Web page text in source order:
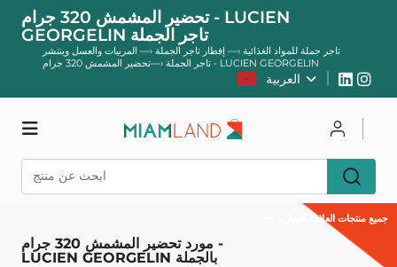
تحضير المشمش 320 جرام - LUCIEN
GEORGELIN تاجر الجملة
تاجر جملة للمواد الغذائية —› إفطار تاجر الجملة—› المربيات والعسل وينتشر
تاجر الجملة—› تحضير المشمش 320 جرام - LUCIEN GEORGELIN
العربية
مورد تحضير المشمش 320 جرام -
LUCIEN GEORGELIN بالجملة
جميع منتجات العلامة التجارية
متجر يتصل يسجل